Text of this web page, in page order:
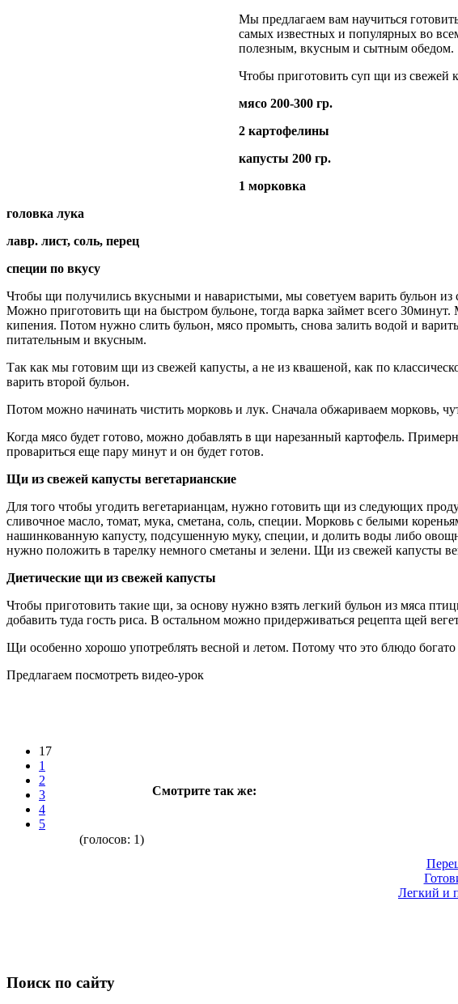
Мы предлагаем вам научиться
самых известных и популярных во
полезным, вкусным и сытным обедом.
Чтобы приготовить суп щи из свежей
мясо 200-300 гр.
2 картофелины
капусты 200 гр.
1 морковка
головка лука
лавр. лист, соль, перец
специи по вкусу
Чтобы щи получились вкусными и наваристыми, мы советуем варить бульон
Можно приготовить щи на быстром бульоне, тогда варка займет всего
кипения. Потом нужно слить бульон, мясо промыть, снова залить водой и
питательным и вкусным.
Так как мы готовим щи из свежей капусты, а не из квашеной, как по
варить второй бульон.
Потом можно начинать чистить морковь и лук. Сначала обжариваем морковь,
Когда мясо будет готово, можно добавлять в щи нарезанный картофель.
провариться еще пару минут и он будет готов.
Щи из свежей капусты вегетарианские
Для того чтобы угодить вегетарианцам, нужно готовить щи из следующих
сливочное масло, томат, мука, сметана, соль, специи. Морковь с белыми
нашинкованную капусту, подсушенную муку, специи, и долить воды либо
нужно положить в тарелку немного сметаны и зелени. Щи из свежей капусты
Диетические щи из свежей капусты
Чтобы приготовить такие щи, за основу нужно взять легкий бульон из мяса
добавить туда гость риса. В остальном можно придерживаться рецепта щей
Щи особенно хорошо употреблять весной и летом. Потому что это блюдо
Предлагаем посмотреть видео-урок
17
1
2
3
4
5
(голосов: 1)
Смотрите так же:
Легкий и
Поиск по сайту